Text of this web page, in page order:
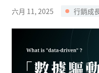
六月 11, 2025
行銷成